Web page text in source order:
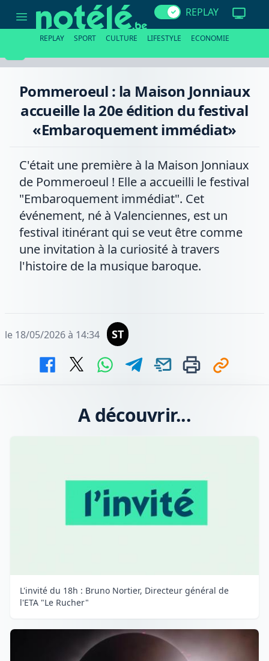
la
«Embaroquement
REPLAY
REPLAY SPORT CULTURE LIFESTYLE ECONOMIE
Pommeroeul : la Maison Jonniaux
accueille la 20e édition du festival
«Embaroquement immédiat»
C'était une première à la Maison Jonniaux
de Pommeroeul ! Elle a accueilli le festival
"Embaroquement immédiat". Cet
événement, né à Valenciennes, est un
festival itinérant qui se veut être comme
une invitation à la curiosité à travers
l'histoire de la musique baroque.
le 18/05/2026 à 14:34 ST
A découvrir...
L'invité du 18h : Bruno Nortier, Directeur général de
l'ETA "Le Rucher"